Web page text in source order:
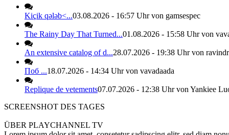
Kiçik qələb<...03.08.2026 - 16:57 Uhr von gamsespec
The Rainy Day That Turned...01.08.2026 - 15:58 Uhr von
An extensive catalog of d...28.07.2026 - 19:38 Uhr von
Поб ...18.07.2026 - 14:34 Uhr von vavadaada
Replique de vetements07.07.2026 - 12:38 Uhr von Yankiee
SCREENSHOT DES TAGES
ÜBER PLAYCHANNEL TV